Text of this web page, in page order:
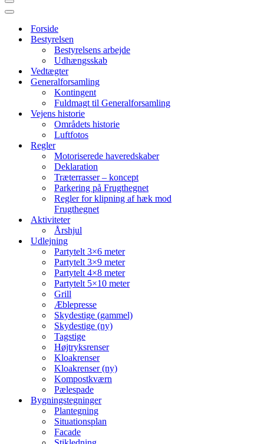
Navigation
menu
Navigation
Forside
Bestyrelsen
Bestyrelsens arbejde
Udhængsskab
Vedtægter
Generalforsamling
Kontingent
Fuldmagt til Generalforsamling
Vejens historie
Områdets historie
Luftfotos
Regler
Motoriserede haveredskaber
Deklaration
Træterrasser – koncept
Parkering på Frugthegnet
Regler for klipning af hæk mod
Frugthegnet
Aktiviteter
Årshjul
Udlejning
Partytelt 3×6 meter
Partytelt 3×9 meter
Partytelt 4×8 meter
Partytelt 5×10 meter
Grill
Æblepresse
Skydestige (gammel)
Skydestige (ny)
Tagstige
Højtryksrenser
Kloakrenser
Kloakrenser (ny)
Kompostkværn
Pælespade
Bygningstegninger
Plantegning
Situationsplan
Facade